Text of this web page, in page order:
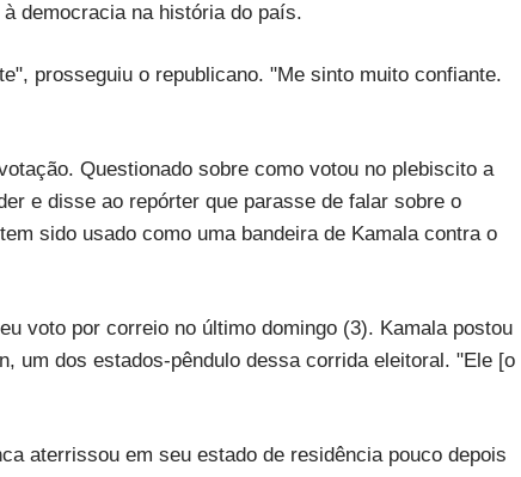
democracia na história do país.
prosseguiu o republicano. "Me sinto muito confiante.
Questionado sobre como votou no plebiscito a
e disse ao repórter que parasse de falar sobre o
sido usado como uma bandeira de Kamala contra o
voto por correio no último domingo (3). Kamala postou
um dos estados-pêndulo dessa corrida eleitoral. "Ele [o
aterrissou em seu estado de residência pouco depois